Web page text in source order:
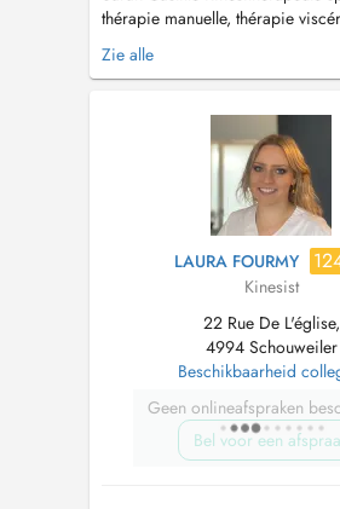
thérapie manuelle, thérapie
de la femme Kinésithérapeute
Sarah Castille vous accueille
environnement propice à
bien-être. Sarah C...
Zie alle
LAURA FOURMY
Kinesist
22 Rue De L'église,
4994 Schouweiler
Beschikbaarheid
Geen onlineafspraken
Bel voor een